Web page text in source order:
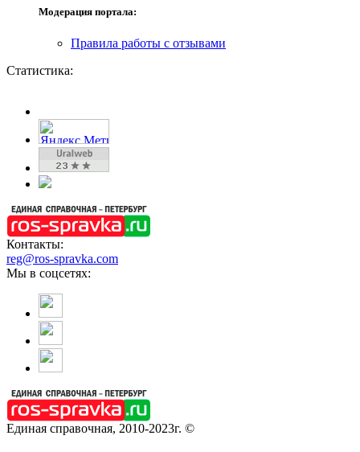
Модерация портала:
Правила работы с отзывами
Статистика:
Контакты:
reg@ros-spravka.com
Мы в соцсетях:
Единая справочная, 2010-2023г. ©